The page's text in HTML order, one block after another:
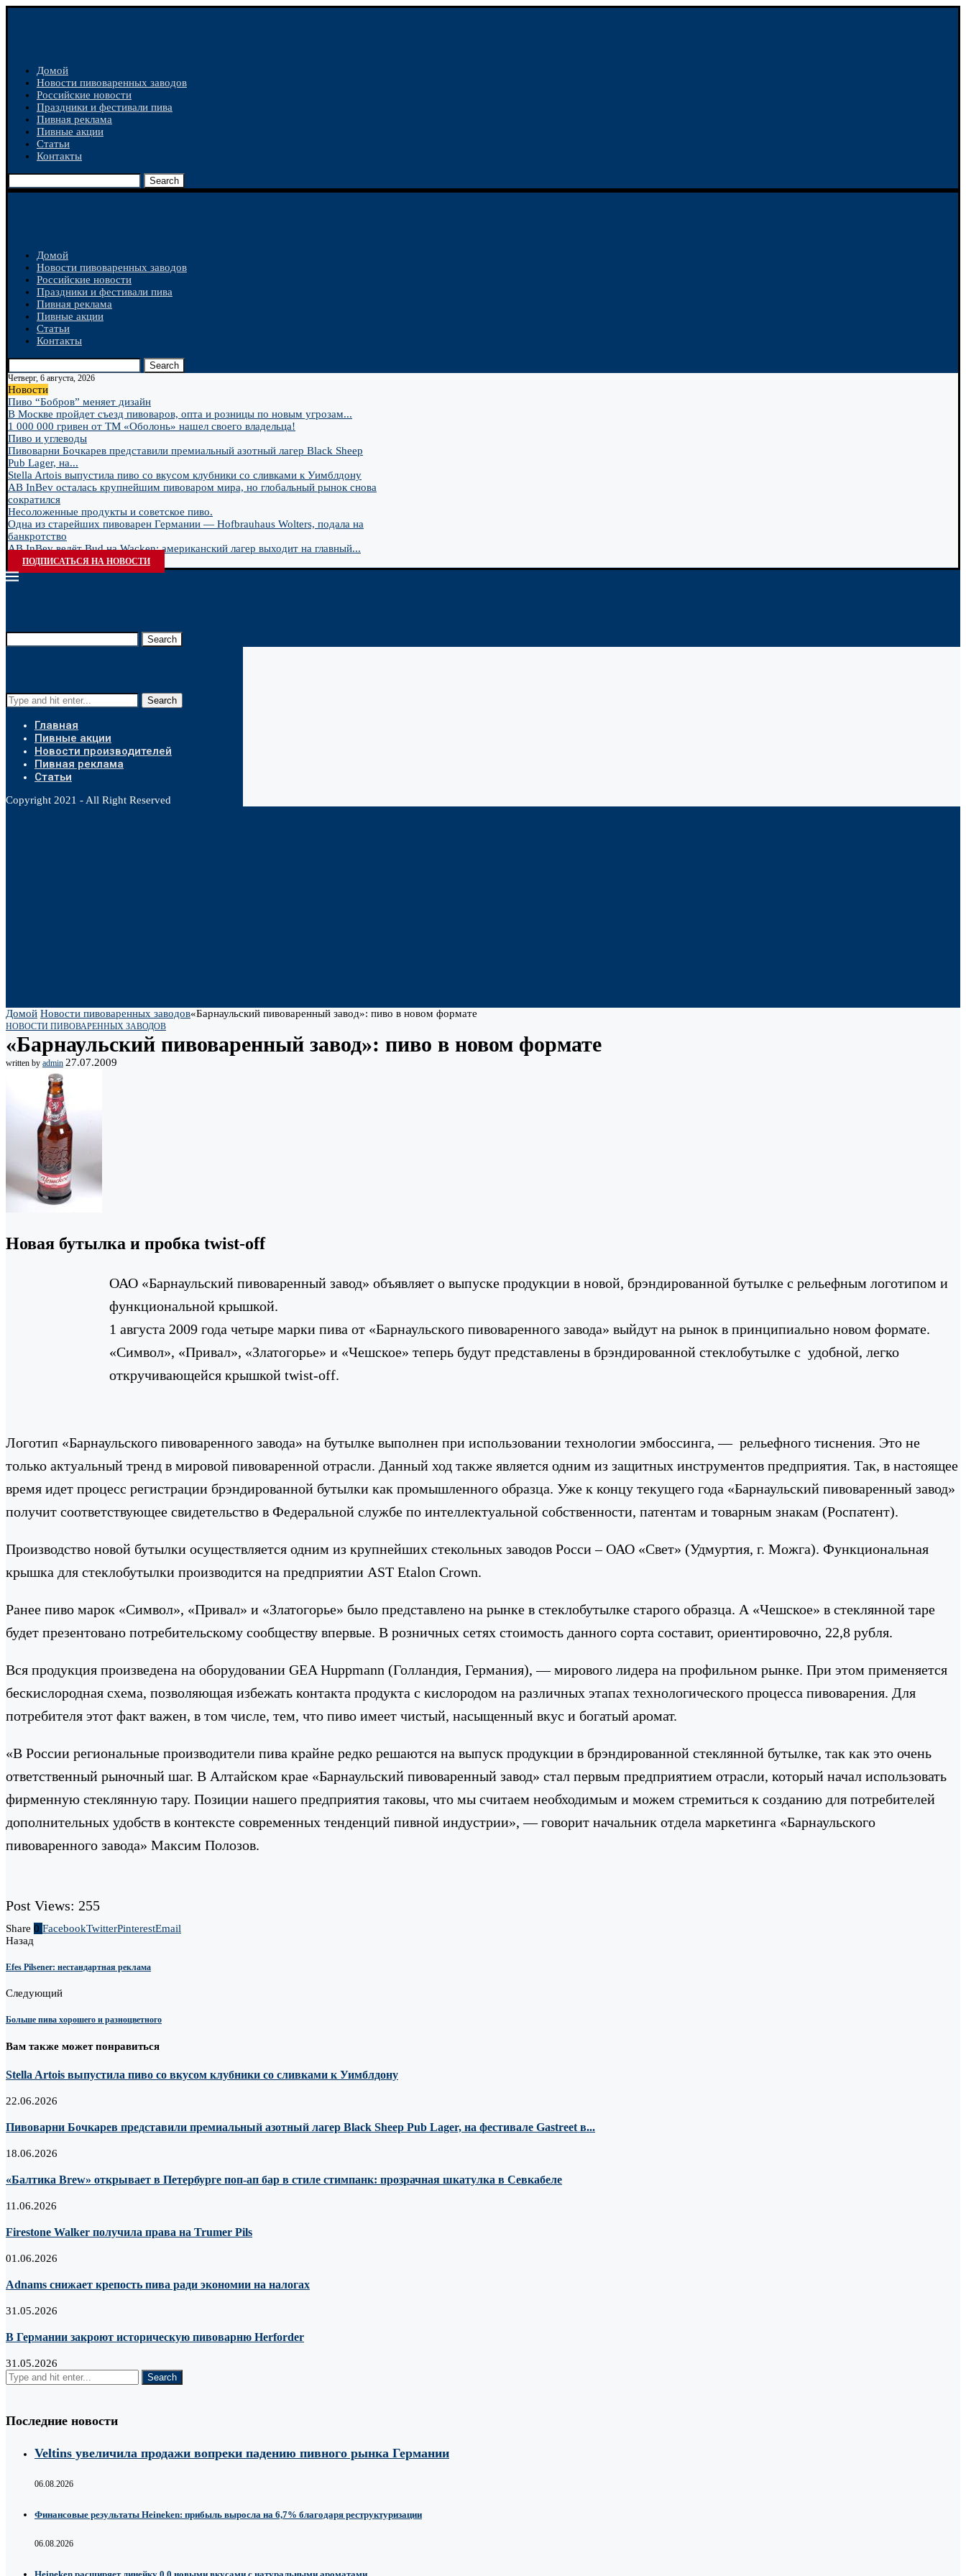
Домой
Новости пивоваренных заводов
Российские новости
Праздники и фестивали пива
Пивная реклама
Пивные акции
Статьи
Контакты
Search
Домой
Новости пивоваренных заводов
Российские новости
Праздники и фестивали пива
Пивная реклама
Пивные акции
Статьи
Контакты
Search
Четверг, 6 августа, 2026
Новости
Пиво “Бобров” меняет дизайн
В Москве пройдет съезд пивоваров, опта и розницы по новым угрозам...
1 000 000 гривен от ТМ «Оболонь» нашел своего владельца!
Пиво и углеводы
Пивоварни Бочкарев представили премиальный азотный лагер Black Sheep
Pub Lager, на...
Stella Artois выпустила пиво со вкусом клубники со сливками к Уимблдону
AB InBev осталась крупнейшим пивоваром мира, но глобальный рынок снова
сократился
Несоложенные продукты и советское пиво.
Одна из старейших пивоварен Германии — Hofbrauhaus Wolters, подала на
банкротство
AB InBev ведёт Bud на Wacken: американский лагер выходит на главный...
ПОДПИСАТЬСЯ НА НОВОСТИ
Search
Search
Главная
Пивные акции
Новости производителей
Пивная реклама
Статьи
Copyright 2021 - All Right Reserved
Домой Новости пивоваренных заводов«Барнаульский пивоваренный завод»: пиво в новом формате
НОВОСТИ ПИВОВАРЕННЫХ ЗАВОДОВ
«Барнаульский пивоваренный завод»: пиво в новом формате
written by admin 27.07.2009
Новая бутылка и пробка twist-off
ОАО «Барнаульский пивоваренный завод» объявляет о выпуске продукции в новой, брэндированной бутылке с рельефным логотипом и
функциональной крышкой.
1 августа 2009 года четыре марки пива от «Барнаульского пивоваренного завода» выйдут на рынок в принципиально новом формате.
«Символ», «Привал», «Златогорье» и «Чешское» теперь будут представлены в брэндированной стеклобутылке с удобной, легко
откручивающейся крышкой twist-off.
Логотип «Барнаульского пивоваренного завода» на бутылке выполнен при использовании технологии эмбоссинга, — рельефного тиснения. Это не
только актуальный тренд в мировой пивоваренной отрасли. Данный ход также является одним из защитных инструментов предприятия. Так, в настоящее
время идет процесс регистрации брэндированной бутылки как промышленного образца. Уже к концу текущего года «Барнаульский пивоваренный завод»
получит соответствующее свидетельство в Федеральной службе по интеллектуальной собственности, патентам и товарным знакам (Роспатент).
Производство новой бутылки осуществляется одним из крупнейших стекольных заводов Росси – ОАО «Свет» (Удмуртия, г. Можга). Функциональная
крышка для стеклобутылки производится на предприятии AST Etalon Crown.
Ранее пиво марок «Символ», «Привал» и «Златогорье» было представлено на рынке в стеклобутылке старого образца. А «Чешское» в стеклянной таре
будет презентовано потребительскому сообществу впервые. В розничных сетях стоимость данного сорта составит, ориентировочно, 22,8 рубля.
Вся продукция произведена на оборудовании GEA Huppmann (Голландия, Германия), — мирового лидера на профильном рынке. При этом применяется
бескислородная схема, позволяющая избежать контакта продукта с кислородом на различных этапах технологического процесса пивоварения. Для
потребителя этот факт важен, в том числе, тем, что пиво имеет чистый, насыщенный вкус и богатый аромат.
«В России региональные производители пива крайне редко решаются на выпуск продукции в брэндированной стеклянной бутылке, так как это очень
ответственный рыночный шаг. В Алтайском крае «Барнаульский пивоваренный завод» стал первым предприятием отрасли, который начал использовать
фирменную стеклянную тару. Позиции нашего предприятия таковы, что мы считаем необходимым и можем стремиться к созданию для потребителей
дополнительных удобств в контексте современных тенденций пивной индустрии», — говорит начальник отдела маркетинга «Барнаульского
пивоваренного завода» Максим Полозов.
Post Views: 255
Share 0 FacebookTwitterPinterestEmail
Назад
Efes Pilsener: нестандартная реклама
Следующий
Больше пива хорошего и разноцветного
Вам также может понравиться
Stella Artois выпустила пиво со вкусом клубники со сливками к Уимблдону
22.06.2026
Пивоварни Бочкарев представили премиальный азотный лагер Black Sheep Pub Lager, на фестивале Gastreet в...
18.06.2026
«Балтика Brew» открывает в Петербурге поп-ап бар в стиле стимпанк: прозрачная шкатулка в Севкабеле
11.06.2026
Firestone Walker получила права на Trumer Pils
01.06.2026
Adnams снижает крепость пива ради экономии на налогах
31.05.2026
В Германии закроют историческую пивоварню Herforder
31.05.2026
Последние новости
Veltins увеличила продажи вопреки падению пивного рынка Германии
06.08.2026
Финансовые результаты Heineken: прибыль выросла на 6,7% благодаря реструктуризации
06.08.2026